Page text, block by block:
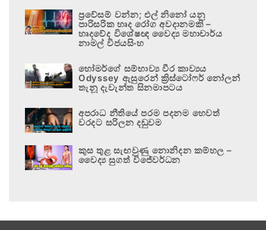
ප්‍රවේසම් වන්න; එල් නිනෝ යනු
පාරිසරික හෘද රෝග අවදානමකි –
හෘදවේද විශේෂඥ වෛද්‍ය මහාචාර්ය
නාමල් විජයසිංහ
හෝමර්ගේ සම්භාව්‍ය වීර කාව්‍යය
Odyssey ඇසුරෙන් ක්‍රිස්ටෝෆර් නෝලන්
තැනූ දැවැන්ත සිනමාපටය
අපරාධ නීතියේ පරම පදනම හෙවත්
වරදට සරිලන දඬුවම
කුස තුළ සැඟවුණු නොනිදන කම්හල –
වෛද්‍ය සුගත් විජේවර්ධන